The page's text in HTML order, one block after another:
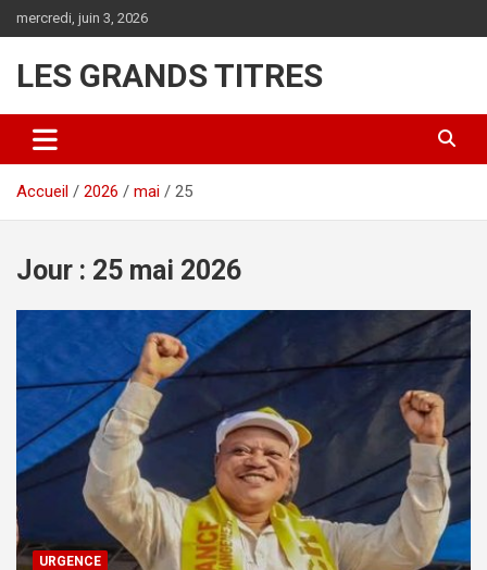
au
mercredi, juin 3, 2026
LES GRANDS TITRES
Accueil 2026 mai 25
Jour : 25 mai 2026
URGENCE